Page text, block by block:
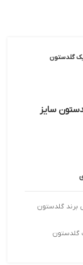
گلدستون
سایز
برند گلدستون
گلدستون